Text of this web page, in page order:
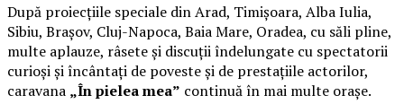
După proiecțiile speciale din Arad, Timișoara, Alba Iulia,
Sibiu, Brașov, Cluj-Napoca, Baia Mare, Oradea, cu săli pline,
multe aplauze, râsete și discuții îndelungate cu spectatorii
curioși și încântați de poveste și de prestațiile actorilor,
caravana „În pielea mea” continuă în mai multe orașe.